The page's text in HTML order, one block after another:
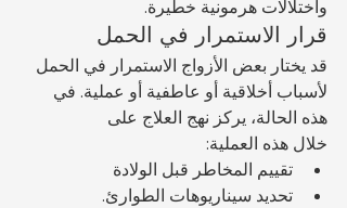
واختلالات هرمونية خطيرة.
قرار الاستمرار في الحمل
قد يختار بعض الأزواج الاستمرار في الحمل
لأسباب أخلاقية أو عاطفية أو عملية. في
هذه الحالة، يركز نهج العلاج على
خلال هذه العملية:
تقييم المخاطر قبل الولادة
تحديد سيناريوهات الطوارئ.